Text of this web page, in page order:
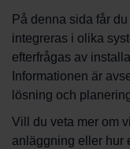
På denna sida får
integreras i olika
efterfrågas av
Informationen är
lösning och
Vill du veta mer om
anläggning eller hur